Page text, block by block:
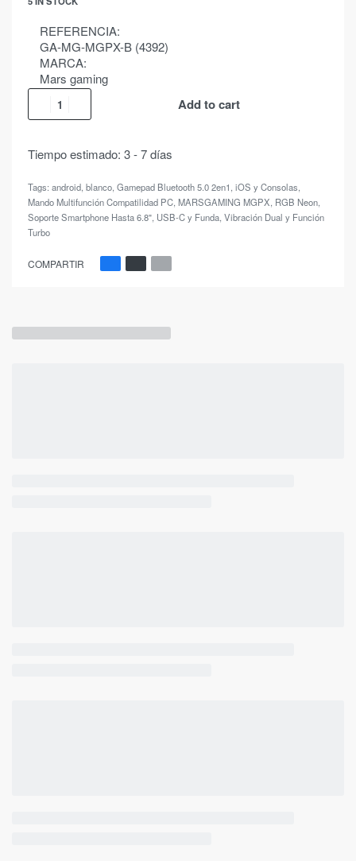
REFERENCIA:
GA-MG-MGPX-B (4392)
MARCA:
Mars gaming
Add to cart
Tiempo estimado: 3 - 7 días
Tags: android, blanco, Gamepad Bluetooth 5.0 2en1, iOS y Consolas,
Mando Multifunción Compatilidad PC, MARSGAMING MGPX, RGB Neon,
Soporte Smartphone Hasta 6.8", USB-C y Funda, Vibración Dual y Función
Turbo
COMPARTIR